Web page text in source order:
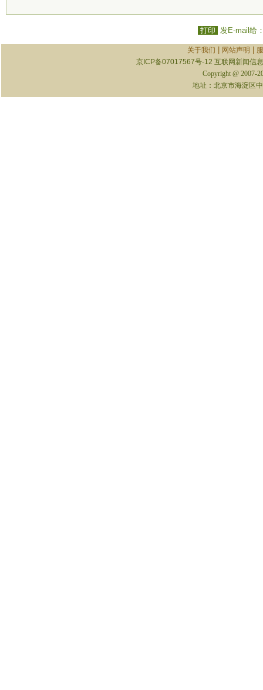
打印 发E-mail给
关于我们 网站声明
京ICP备07017567号-12 互联网新闻信
Copyright @ 2007-
地址：北京市海淀区